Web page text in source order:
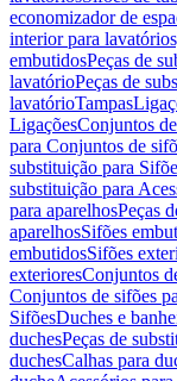
economizador de
interior para
embutidosPeças de
lavatórioPeças de
lavatórioTampas
LigaçõesConjuntos
para Conjuntos de
substituição para
substituição para
para aparelhosPeças
aparelhosSifões
embutidosSifões
exterioresConjuntos
Conjuntos de sifões
SifõesDuches e
duchesPeças de
duchesCalhas para